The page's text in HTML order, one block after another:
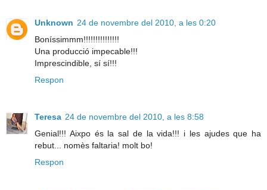
Unknown 24 de novembre del 2010, a les 0:20
Boníssimmm!!!!!!!!!!!!!!!
Una producció impecable!!!
Imprescindible, sí sí!!!
Respon
Teresa 24 de novembre del 2010, a les 8:58
Genial!!! Aixpo és la sal de la vida!!! i les ajudes que ha
rebut... nomès faltaria! molt bo!
Respon